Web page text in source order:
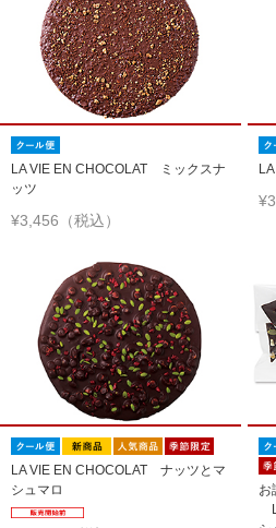
LA VIE EN CHOCOLAT ミックスナ
ッツ
¥3,456（税込）
LA VIE EN CHOCOLAT ナッツとマ
シュマロ
お